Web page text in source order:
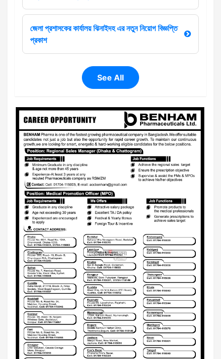
জেলা প্রশাসকের কার্যালয় ঝিনাইদহ এর নতুন নিয়োগ বিজ্ঞপ্তি
প্রকাশ
See All